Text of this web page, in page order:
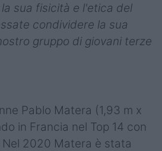
sua fisicità e l'etica del
condividere la sua
gruppo di giovani terze
Pablo Matera (1,93 m x
in Francia nel Top 14 con
Nel 2020 Matera è stata